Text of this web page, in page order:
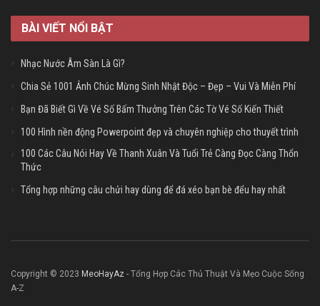
BÀI VIẾT NỔI BẬT
Nhạc Nước Âm Sàn Là Gì?
Chia Sẻ 1001 Ảnh Chúc Mừng Sinh Nhật Độc – Đẹp – Vui Và Miễn Phí
Bạn Đã Biết Gì Về Vé Số Bấm Thưởng Trên Các Tờ Vé Số Kiến Thiết
100 Hình nền động Powerpoint đẹp và chuyên nghiệp cho thuyết trình
100 Các Câu Nói Hay Về Thanh Xuân Và Tuổi Trẻ Càng Đọc Càng Thổn
Thức
Tổng hợp những câu chửi hay dùng để đá xéo bạn bè đểu hay nhất
Copyright © 2023 MeoHayAz - Tổng Hợp Các Thủ Thuật Và Mẹo Cuộc Sống
A-Z